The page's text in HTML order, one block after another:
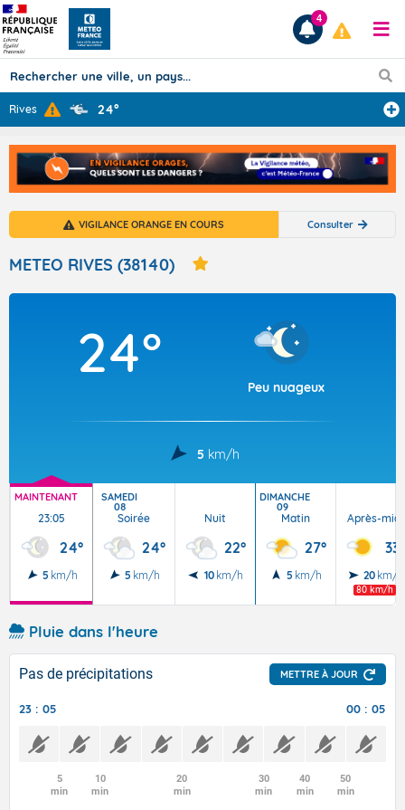
Prévisions
TOUS LES RÉSULTATS
Articles
4
Rives 24°
VIGILANCE ORANGE EN COURS Consulter
METEO RIVES (38140)
24°
Peu nuageux
5 km/h
MAINTENANT
23:05
24°
5 km/h
SAMEDI
08
Soirée
24°
5 km/h
Nuit
22°
10 km/h
DIMANCHE
09
Matin
27°
5 km/h
Après-midi
33°
20 km/h
80 km/h
Pluie dans l'heure
Pas de précipitations METTRE À JOUR
23 : 05 00 : 05
5
min
10
min
20
min
30
min
40
min
50
min